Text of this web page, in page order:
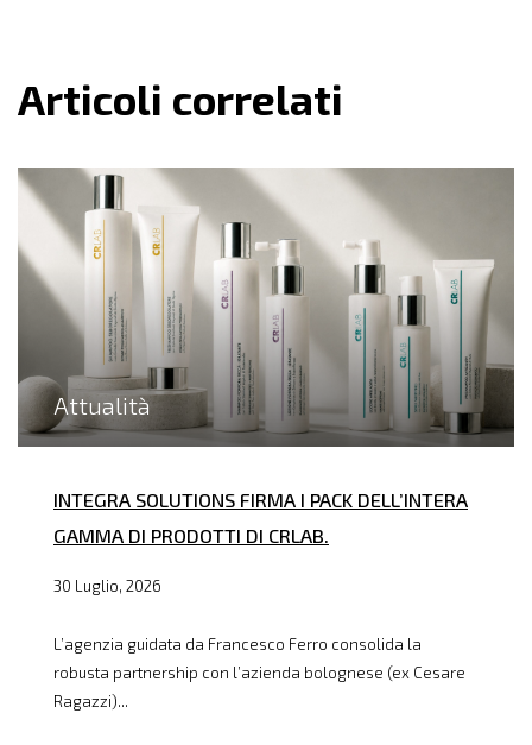
Articoli correlati
Attualità
INTEGRA SOLUTIONS FIRMA I PACK DELL’INTERA
GAMMA DI PRODOTTI DI CRLAB.
30 Luglio, 2026
L’agenzia guidata da Francesco Ferro consolida la
robusta partnership con l’azienda bolognese (ex Cesare
Ragazzi)...